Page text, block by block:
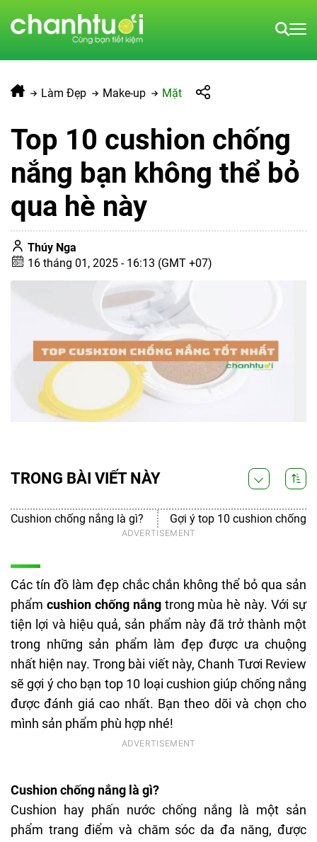
Làm Đẹp Make-up Mặt
Top 10 cushion chống
nắng bạn không thể bỏ
qua hè này
Thúy Nga
16 tháng 01, 2025 - 16:13 (GMT +07)
Các tín đồ làm đẹp chắc chắn không thể bỏ qua sản
phẩm cushion chống nắngtrong mùa hè này. Với sự
tiện lợi và hiệu quả, sản phẩm này đã trở thành một
trong những sản phẩm làm đẹp được ưa chuộng
nhất hiện nay. Trong bài viết này, Chanh Tươi Review
sẽ gợi ý cho bạn top 10 loại cushion giúp chống nắng
được đánh giá cao nhất. Bạn theo dõi và chọn cho
mình sản phẩm phù hợp nhé!
Cushion chống nắng là gì?
Cushion hay phấn nước chống nắng là một sản
phẩm trang điểm và chăm sóc da đa năng, được
TRONG BÀI VIẾT NÀY
Cushion chống nắng là gì? Gợi ý top 10 cushion chống